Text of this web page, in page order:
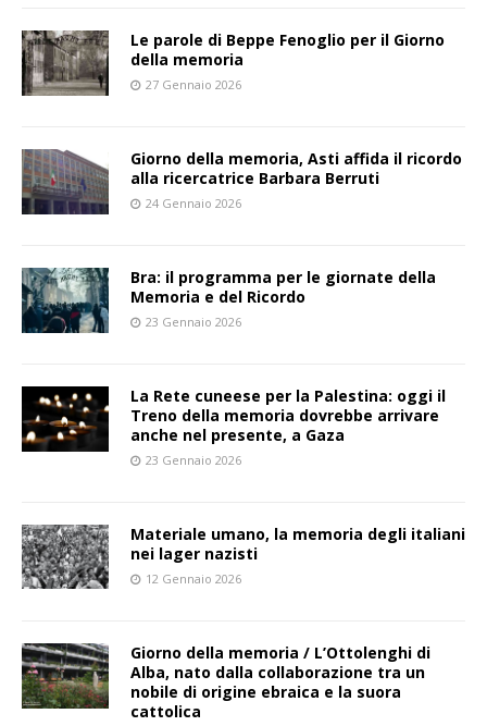
Le parole di Beppe Fenoglio per il Giorno
della memoria
27 Gennaio 2026
Giorno della memoria, Asti affida il ricordo
alla ricercatrice Barbara Berruti
24 Gennaio 2026
Bra: il programma per le giornate della
Memoria e del Ricordo
23 Gennaio 2026
La Rete cuneese per la Palestina: oggi il
Treno della memoria dovrebbe arrivare
anche nel presente, a Gaza
23 Gennaio 2026
Materiale umano, la memoria degli italiani
nei lager nazisti
12 Gennaio 2026
Giorno della memoria / L’Ottolenghi di
Alba, nato dalla collaborazione tra un
nobile di origine ebraica e la suora
cattolica